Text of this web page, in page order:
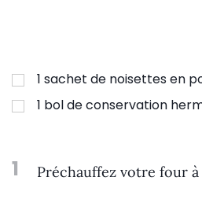
1 sachet de noisettes en
1 bol de conservation
1 Préchauffez votre four à